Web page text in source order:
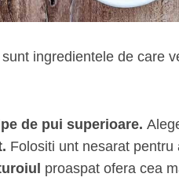
ingredientele de care
de pui superioare.
Folositi unt nesarat
proaspat ofera cea